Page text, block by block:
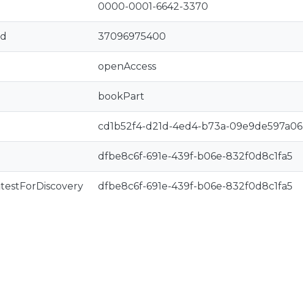
0000-0001-6642-3370
37096975400
openAccess
bookPart
cd1b52f4-d21d-4ed4-b73a-09e9de597a06
dfbe8c6f-691e-439f-b06e-832f0d8c1fa5
dfbe8c6f-691e-439f-b06e-832f0d8c1fa5